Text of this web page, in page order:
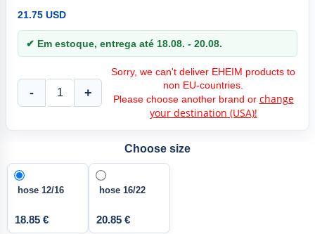
21.75 USD
✔ Em estoque, entrega até 18.08. - 20.08.
- +
Sorry, we can't deliver EHEIM products to
non EU-countries.
Please choose another brand or change
your destination (USA)!
Choose size
hose 12/16
18.85 €
hose 16/22
20.85 €